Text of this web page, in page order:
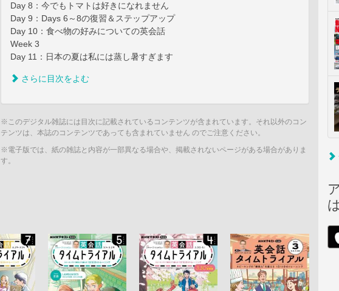
Day 8：今でもトマトは好きになれません
Day 9：Days 6～8の復習＆ステップアップ
Day 10：食べ物の好みについての英会話
Week 3
Day 11：日本の夏は私には蒸し暑すぎます
さらに目次をよむ
※このデジタル雑誌には目次に記載されているコンテンツが含まれています。それ以外のコン
テンツは、本誌のコンテンツであっても含まれていません のでご注意ください。
※電子版では、紙の雑誌と内容が一部異なる場合や、掲載されないページがある場合がありま
す。